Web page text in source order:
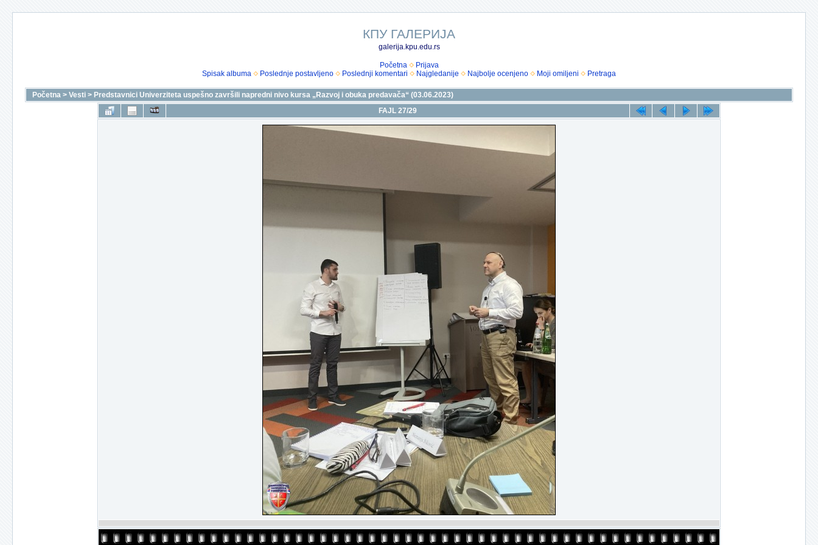
КПУ ГАЛЕРИЈА
galerija.kpu.edu.rs
Početna
Prijava
Spisak albuma
Poslednje postavljeno Poslednji komentari Najgledanije Najbolje ocenjeno Moji omiljeni Pretraga
Početna > Vesti > Predstavnici Univerziteta uspešno završili napredni nivo kursa „Razvoj i obuka predavača“ (03.06.2023)
FAJL 27/29